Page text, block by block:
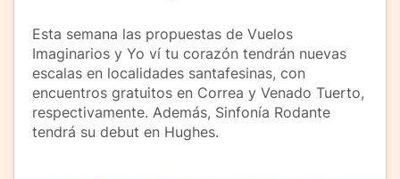
Esta semana las propuestas de Vuelos
Imaginarios y Yo ví tu corazón tendrán nuevas
escalas en localidades santafesinas, con
encuentros gratuitos en Correa y Venado Tuerto,
respectivamente. Además, Sinfonía Rodante
tendrá su debut en Hughes.